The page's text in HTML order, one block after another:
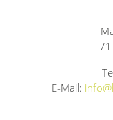
E-Mail: